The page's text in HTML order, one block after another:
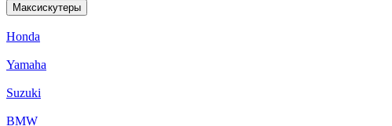
Максискутеры
Honda
Yamaha
Suzuki
BMW